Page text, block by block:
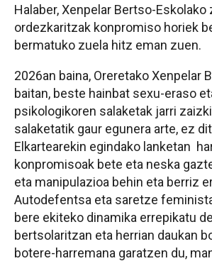
Halaber, Xenpelar Bertso-
ordezkaritzak konpromiso horiek
bermatuko zuela hitz eman zuen.
2026an baina, Oreretako Xenpelar
baitan, beste hainbat sexu-eraso
psikologikoren salaketak jarri
salaketatik gaur egunera arte, ez
Elkartearekin egindako lanketan
konpromisoak bete eta neska
eta manipulazioa behin eta berriz
Autodefentsa eta saretze
bere ekiteko dinamika errepikatu
bertsolaritzan eta herrian daukan
botere-harremana garatzen du,